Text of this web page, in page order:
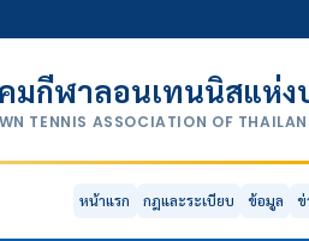
มกีฬาลอนเทนนิสแห่ง
TENNIS ASSOCIATION OF
หน้าแรก กฎและระเบียบ ข้อมูล ข่